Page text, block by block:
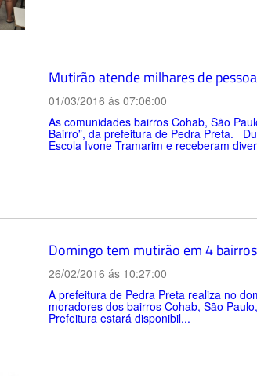
Mutirão atende milhares de
01/03/2016 ás 07:06:00
As comunidades bairros Cohab, São
Bairro”, da prefeitura de Pedra Preta.
Escola Ivone Tramarim e receberam
Domingo tem mutirão em 4
26/02/2016 ás 10:27:00
A prefeitura de Pedra Preta realiza no
moradores dos bairros Cohab, São
Prefeitura estará disponibil...